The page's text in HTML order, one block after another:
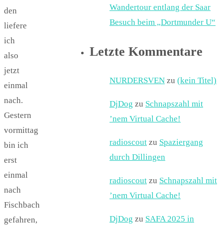
den
liefere
ich
also
jetzt
einmal
nach.
Gestern
vormittag
bin ich
erst
einmal
nach
Fischbach
gefahren,
Wandertour entlang der Saar
Besuch beim „Dortmunder U“
Letzte Kommentare
NURDERSVEN zu (kein Titel)
DjDog zu Schnapszahl mit
’nem Virtual Cache!
radioscout zu Spaziergang
durch Dillingen
radioscout zu Schnapszahl mit
’nem Virtual Cache!
DjDog zu SAFA 2025 in